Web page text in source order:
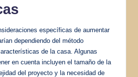
específicas de aumentar
dependiendo del método
de la casa. Algunas
en cuenta incluyen el tamaño de la
del proyecto y la necesidad de